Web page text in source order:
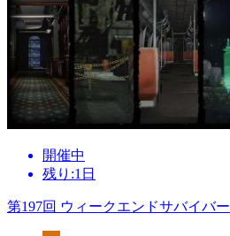
開催中
残り:1日
第197回 ウィークエンドサバイバー